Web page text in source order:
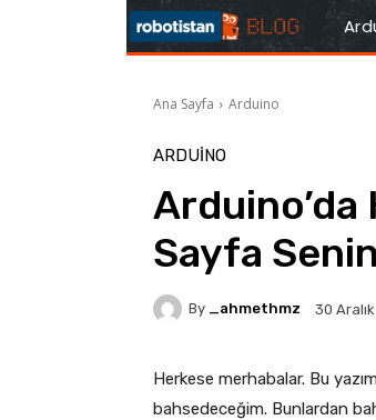
Ana Sayfa Arduino
ARDUINO
Arduino’da
Sayfa
By _ahmethmz 30
Herkese merhabalar. Bu
bahsedeceğim. Bunlardan